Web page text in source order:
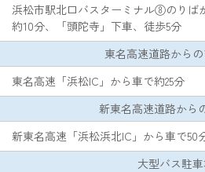
浜松市駅北口バスターミナル⑧のりば
約10分、「頭陀寺」下車、徒歩5分
東名高速道路から
東名高速「浜松IC」から車で約25分
新東名高速道路から
新東名高速「浜松浜北IC」から車で50
大型バス駐